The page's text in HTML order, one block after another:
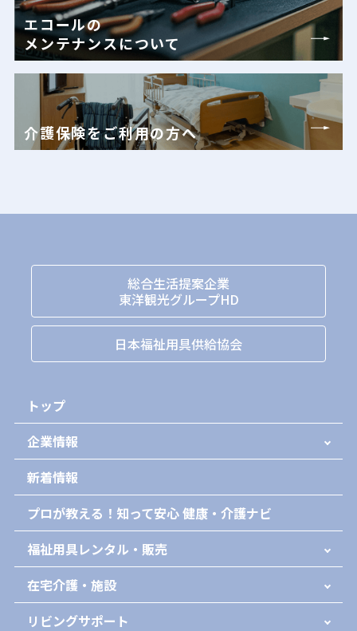
エコールの
メンテナンスについて
介護保険をご利用の方へ
総合生活提案企業
東洋観光グループHD
日本福祉用具供給協会
トップ
企業情報
新着情報
プロが教える！知って安心 健康・介護ナビ
福祉用具レンタル・販売
在宅介護・施設
リビングサポート